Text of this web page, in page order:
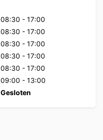
08:30 - 17:00
08:30 - 17:00
08:30 - 17:00
08:30 - 17:00
08:30 - 17:00
09:00 - 13:00
Gesloten